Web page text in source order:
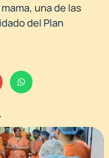
una de las
del Plan